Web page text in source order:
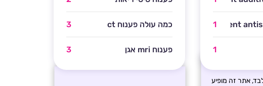
permanent
1
1
אתר זה מופיע
כמה עולה פענוח ct 3
פענוח mri אגן 3